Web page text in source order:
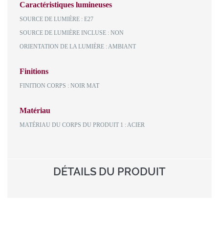
Caractéristiques lumineuses
SOURCE DE LUMIÈRE : E27
SOURCE DE LUMIÈRE INCLUSE : NON
ORIENTATION DE LA LUMIÈRE : AMBIANT
Finitions
FINITION CORPS : NOIR MAT
Matériau
MATÉRIAU DU CORPS DU PRODUIT 1 : ACIER
DÉTAILS DU PRODUIT